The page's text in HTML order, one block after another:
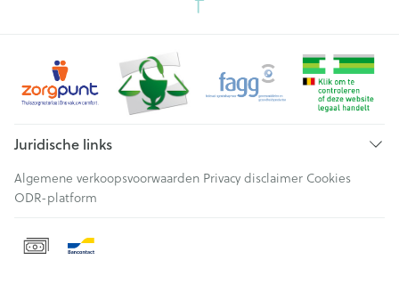
Juridische links
Algemene verkoopsvoorwaarden Privacy disclaimer Cookies
ODR-platform